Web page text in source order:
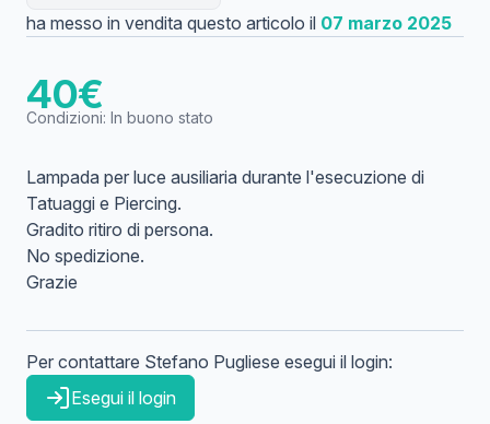
ha messo in vendita questo articolo il 07 marzo 2025
40€
Condizioni: In buono stato
Lampada per luce ausiliaria durante l'esecuzione di
Tatuaggi e Piercing.
Gradito ritiro di persona.
No spedizione.
Grazie
Per contattare Stefano Pugliese esegui il login:
Esegui il login